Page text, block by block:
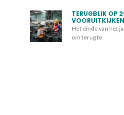
TERUGBLIK OP
Het einde van het
om terug te